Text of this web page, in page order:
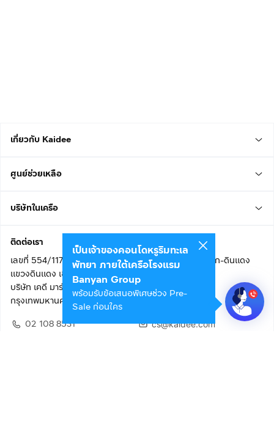
เกี่ยวกับ Kaidee
ศูนย์ช่วยเหลือ
บริษัทในเครือ
ติดต่อเรา
เลขที่ 554/117 อาคารสกายไนน์ เซ็นเตอร์ ชั้น 22 ถนนอโศก-ดินแดง
แขวงดินแดง เขตดินแดง
บริษัท เคดี มาร์เก็ตเพลส จำกัด (สำนักงานใหญ่)
กรุงเทพมหานคร 10400
02 108 8531
cs@kaidee.com
เป็นเจ้าของคอนโดหรูริมทะเล
พัทยา ภายใต้เครือโรงแรม
Banyan Group
พร้อมรับข้อเสนอพิเศษช่วง Pre-
Sale ก่อนใคร